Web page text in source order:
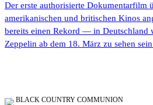
Der erste authorisierte Dokumentarfilm
amerikanischen und britischen Kinos
bereits einen Rekord — in Deutschland
Zeppelin ab dem 18. März zu sehen
BLACK COUNTRY COMMUNION